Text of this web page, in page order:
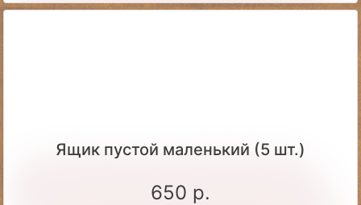
Ящик пустой маленький (5 шт.)
650 р.